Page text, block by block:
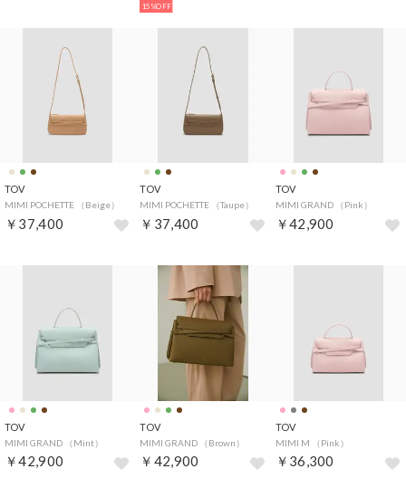
15%OFF
TOV
MIMI POCHETTE （Beige）
￥37,400
TOV
MIMI POCHETTE （Taupe）
￥37,400
TOV
MIMI GRAND （Pink）
￥42,900
TOV
MIMI GRAND （Mint）
￥42,900
TOV
MIMI GRAND （Brown）
￥42,900
TOV
MIMI M （Pink）
￥36,300